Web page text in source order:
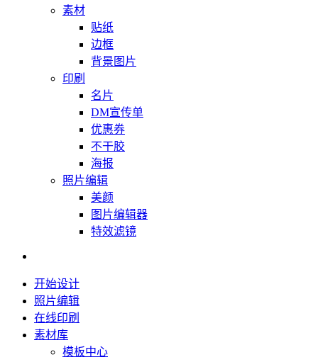
素材
贴纸
边框
背景图片
印刷
名片
DM宣传单
优惠券
不干胶
海报
照片编辑
美颜
图片编辑器
特效滤镜
开始设计
照片编辑
在线印刷
素材库
模板中心